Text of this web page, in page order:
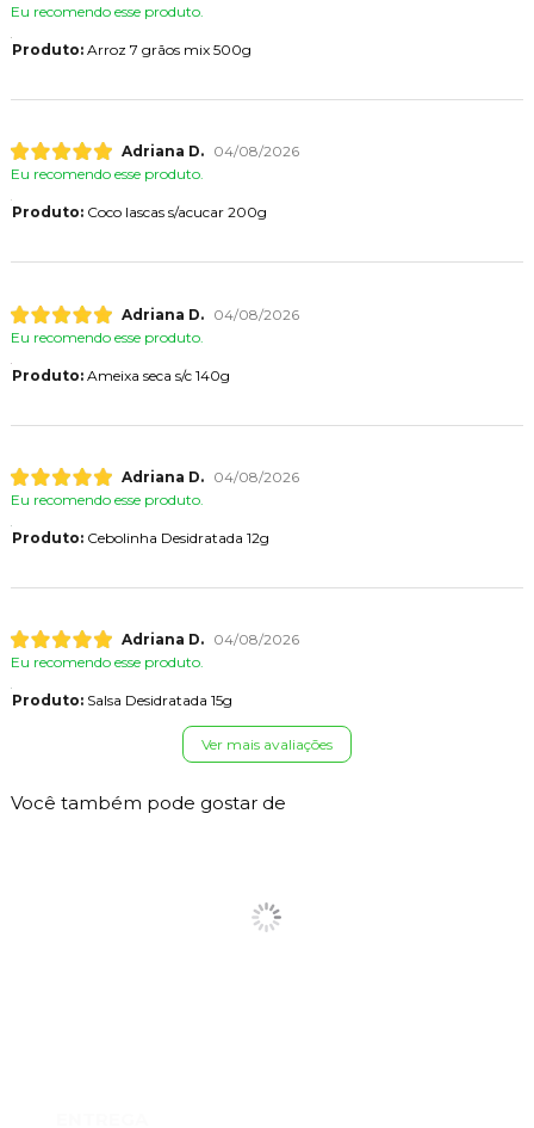
Eu recomendo esse produto.
Produto:Arroz 7 grãos mix 500g
Adriana D.
04/08/2026
Eu recomendo esse produto.
Produto:Coco lascas s/acucar 200g
Adriana D.
04/08/2026
Eu recomendo esse produto.
Produto:Ameixa seca s/c 140g
Adriana D.
04/08/2026
Eu recomendo esse produto.
Produto:Cebolinha Desidratada 12g
Adriana D.
04/08/2026
Eu recomendo esse produto.
Produto:Salsa Desidratada 15g
Ver mais avaliações
Você também pode gostar de